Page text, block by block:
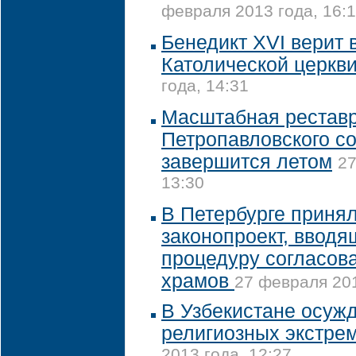
февраля 2013 года,
Бенедикт XVI верит
Католической
года, 14:31
Масштабная
Петропавловского
завершится летом
13:30
В Петербурге
законопроект,
процедуру
храмов 27 февраля
В Узбекистане
религиозных